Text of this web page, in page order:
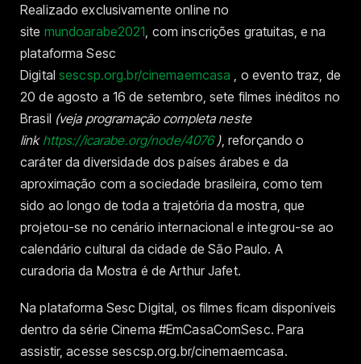
Realizado exclusivamente online no
site mundoarabe2021 , com inscrições gratuitas, e na
plataforma Sesc
Digitalsescsp.org.br/cinemaemcasa , o evento traz, de
20 de agosto a 16 de setembro, sete filmes inéditos no
Brasil (veja programação completa neste
link https://icarabe.org/node/4076), reforçando o
caráter da diversidade dos paísesárabes e da
aproximação com a sociedade brasileira, como tem
sido ao longo de toda a trajetória da mostra, que
projetou-se no cenário internacional e integrou-se ao
calendário cultural da cidade de São Paulo. A
curadoria da Mostra é de Arthur Jafet.
Na plataforma Sesc Digital, os filmes ficam disponíveis
dentro da série Cinema #EmCasaComSesc. Para
assistir, acesse sescsp.org.br/cinemaemcasa.